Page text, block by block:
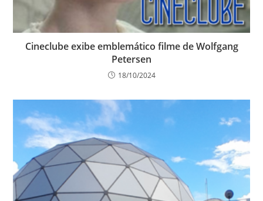
Cineclube exibe emblemático filme de Wolfgang
Petersen
18/10/2024